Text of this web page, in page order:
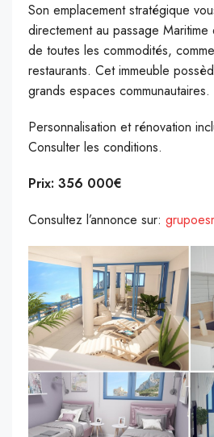
Son emplacement stratégique
directement au passage
de toutes les commodités,
restaurants. Cet immeuble
grands espaces communautaires.
Personnalisation et rénovation
Consulter les conditions.
Prix: 356 000€
Consultez l’annonce sur: